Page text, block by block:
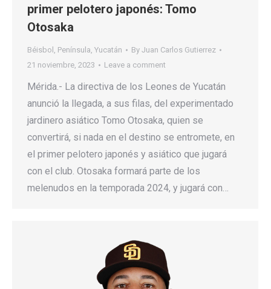
primer pelotero japonés: Tomo
Otosaka
Béisbol , Península, Yucatán By Juan Carlos Gutierrez
21 noviembre, 2023
Leave a comment
Mérida.- La directiva de los Leones de Yucatán
anunció la llegada, a sus filas, del experimentado
jardinero asiático Tomo Otosaka, quien se
convertirá, si nada en el destino se entromete, en
el primer pelotero japonés y asiático que jugará
con el club. Otosaka formará parte de los
melenudos en la temporada 2024, y jugará con…